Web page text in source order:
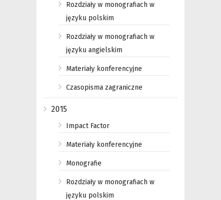
Rozdziały w monografiach w
języku polskim
Rozdziały w monografiach w
języku angielskim
Materiały konferencyjne
Czasopisma zagraniczne
2015
Impact Factor
Materiały konferencyjne
Monografie
Rozdziały w monografiach w
języku polskim